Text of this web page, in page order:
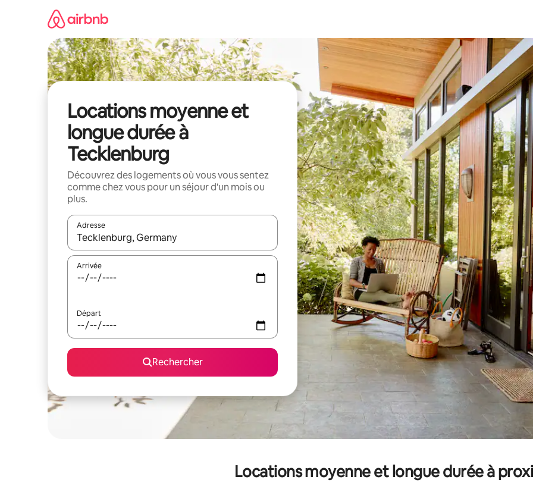
Locations moyenne et
longue durée à
Tecklenburg
Découvrez des logements où vous vous sentez
comme chez vous pour un séjour d'un mois ou
plus.
Adresse
Lorsque les résultats s'affichent, utilisez les flèches vers le haut et vers le bas pour les parcourir ou en appuyant et en
Arrivée
Départ
Rechercher
Locations moyenne et longue durée à